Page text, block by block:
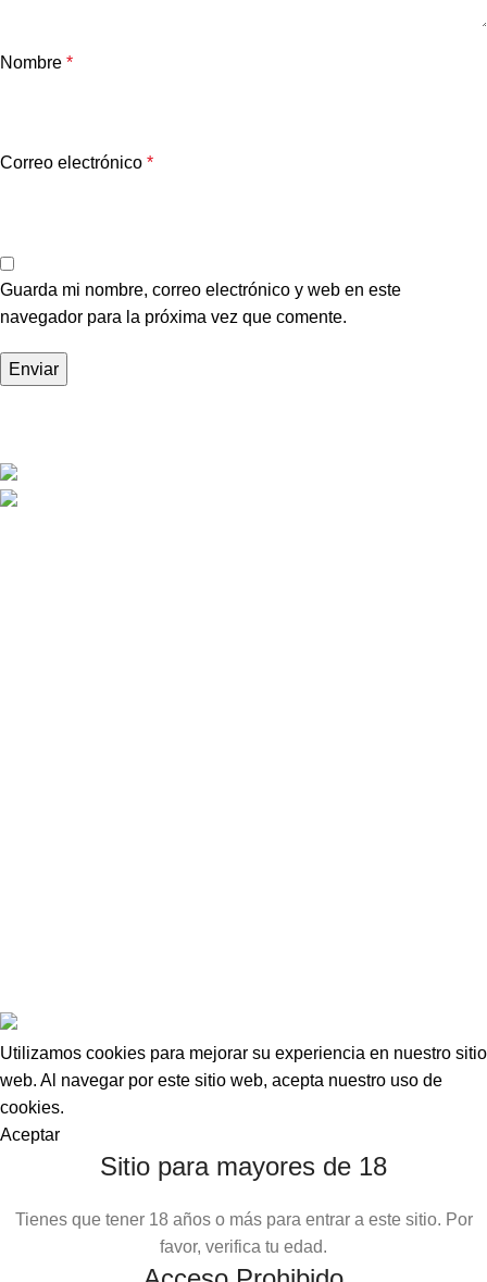
Nombre *
Correo electrónico *
Guarda mi nombre, correo electrónico y web en este
navegador para la próxima vez que comente.
Utilizamos cookies para mejorar su experiencia en nuestro sitio
web. Al navegar por este sitio web, acepta nuestro uso de
cookies.
Aceptar
Sitio para mayores de 18
Tienes que tener 18 años o más para entrar a este sitio. Por
favor, verifica tu edad.